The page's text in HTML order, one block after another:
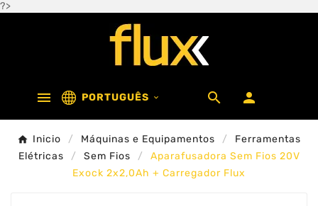
?>
 PORTUGUÊS   
Inicio Máquinas e Equipamentos
Ferramentas
Elétricas
Sem Fios
Aparafusadora Sem Fios 20V
Exock 2x2,0Ah + Carregador Flux